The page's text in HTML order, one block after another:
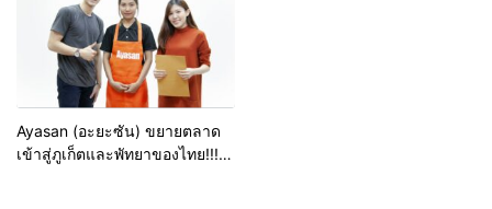
Ayasan (อะยะซัน) ขยายตลาด
เข้าสู่ภูเก็ตและพัทยาของไทย!!!